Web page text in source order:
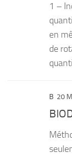
1 –
en
de
B 20